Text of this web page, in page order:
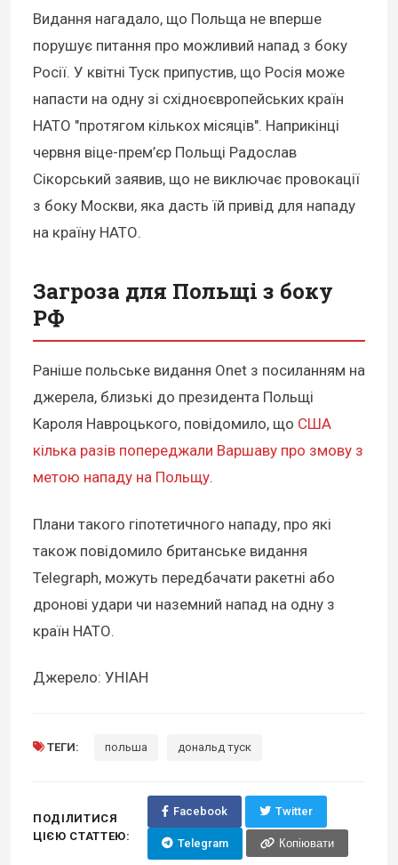
Видання нагадало, що Польща не вперше
порушує питання про можливий напад з боку
Росії. У квітні Туск припустив, що Росія може
напасти на одну зі східноєвропейських країн
НАТО "протягом кількох місяців". Наприкінці
червня віце-прем’єр Польщі Радослав
Сікорський заявив, що не виключає провокації
з боку Москви, яка дасть їй привід для нападу
на країну НАТО.
Загроза для Польщі з боку
РФ
Раніше польське видання Onet з посиланням на
джерела, близькі до президента Польщі
Кароля Навроцького, повідомило, що США
кілька разів попереджали Варшаву про змову з
метою нападу на Польщу.
Плани такого гіпотетичного нападу, про які
також повідомило британське видання
Telegraph, можуть передбачати ракетні або
дронові удари чи наземний напад на одну з
країн НАТО.
Джерело: УНІАН
ТЕГИ: польша дональд туск
ПОДІЛИТИСЯ
ЦІЄЮ СТАТТЕЮ:
Facebook Twitter
Telegram Копіювати